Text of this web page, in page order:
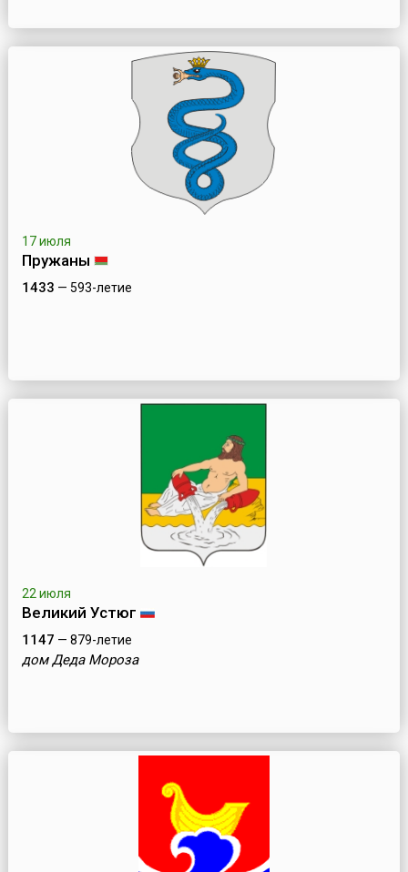
17 июля
Пружаны
1433 — 593-летие
22 июля
Великий Устюг
1147 — 879-летие
дом Деда Мороза